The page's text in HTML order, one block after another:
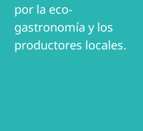
por la eco-
gastronomía y los
productores locales.